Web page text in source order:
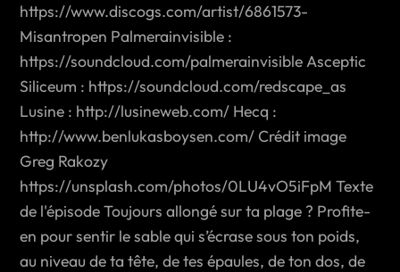
https://www.discogs.com/artist/6861573-
Misantropen Palmerainvisible :
https://soundcloud.com/palmerainvisible Asceptic
Siliceum : https://soundcloud.com/redscape_as
Lusine : http://lusineweb.com/ Hecq :
http://www.benlukasboysen.com/ Crédit image
Greg Rakozy
https://unsplash.com/photos/0LU4vO5iFpM Texte
de l'épisode Toujours allongé sur ta plage ? Profite-
en pour sentir le sable qui s’écrase sous ton poids,
au niveau de ta tête, de tes épaules, de ton dos, de